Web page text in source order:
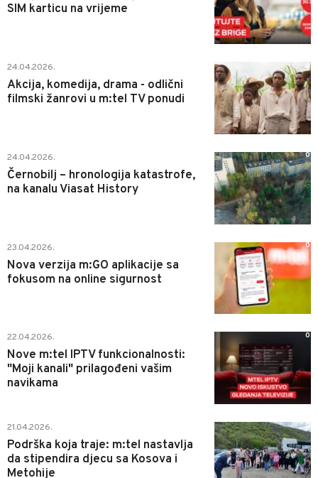
SIM karticu na vrijeme
24.04.2026.
Akcija, komedija, drama - odlični
filmski žanrovi u m:tel TV ponudi
0
24.04.2026.
Černobilj – hronologija katastrofe,
na kanalu Viasat History
0
23.04.2026.
Nova verzija m:GO aplikacije sa
fokusom na online sigurnost
0
22.04.2026.
Nove m:tel IPTV funkcionalnosti:
"Moji kanali" prilagođeni vašim
navikama
0
21.04.2026.
Podrška koja traje: m:tel nastavlja
da stipendira djecu sa Kosova i
Metohije
0